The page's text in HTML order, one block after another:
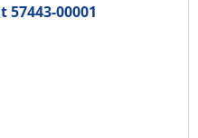
00001